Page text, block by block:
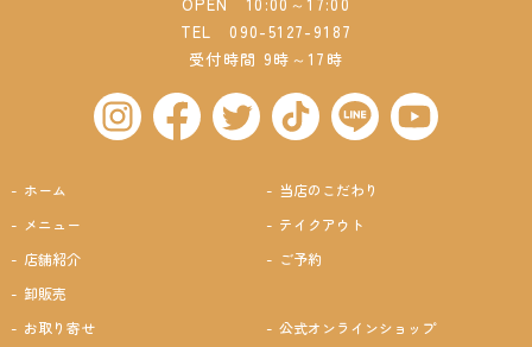
TEL090-5127-9187
受付時間 9時～17時
ホーム
当店のこだわり
メニュー
テイクアウト
店舗紹介
ご予約
卸販売
お取り寄せ
公式オンラインショップ